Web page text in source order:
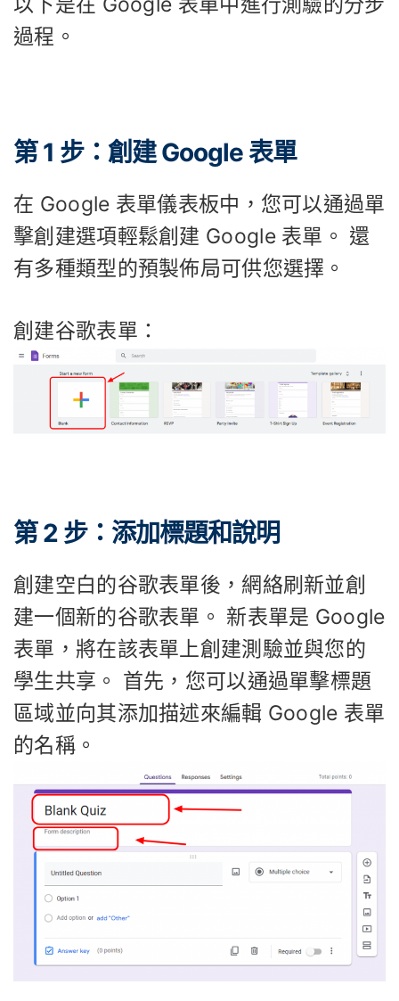
過程。
第 1 步：創建 Google 表單
在 Google 表單儀表板中，您可以通過單
擊創建選項輕鬆創建 Google 表單。 還
有多種類型的預製佈局可供您選擇。
創建谷歌表單：
第 2 步：添加標題和說明
創建空白的谷歌表單後，網絡刷新並創
建一個新的谷歌表單。 新表單是 Google
表單，將在該表單上創建測驗並與您的
學生共享。 首先，您可以通過單擊標題
區域並向其添加描述來編輯 Google 表單
的名稱。